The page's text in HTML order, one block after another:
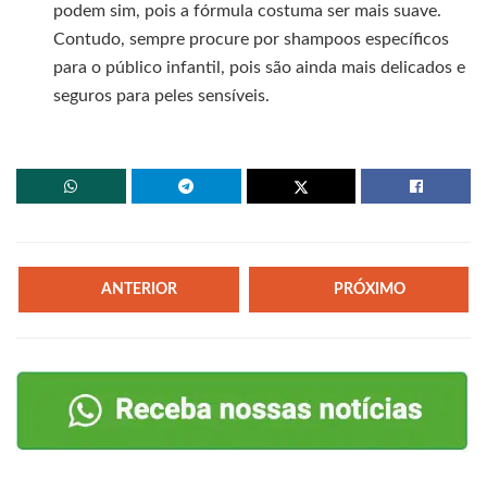
podem sim, pois a fórmula costuma ser mais suave.
Contudo, sempre procure por shampoos específicos
para o público infantil, pois são ainda mais delicados e
seguros para peles sensíveis.
ANTERIOR PRÓXIMO